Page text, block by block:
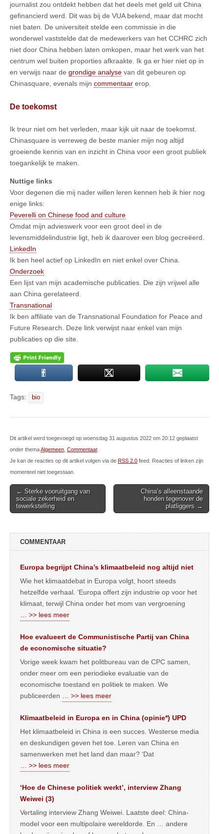
journalist zou ontdekt hebben dat het deels met geld uit China
gefinancierd werd. Dit was bij de VUA bekend, maar dat mocht
niet baten. De universiteit stelde een commissie in die
wonderwel vaststelde dat de medewerkers van het CCHRC zich
niet door China hebben laten omkopen, maar het werk van het
centrum wel buiten proporties afkraakte. Ik ga er hier niet op in
en verwijs naar de grondige analyse van dit gebeuren op
Chinasquare, evenals mijn commentaar erop.
De toekomst
Ik treur niet om het verleden, maar kijk uit naar de toekomst.
Chinasquare is verreweg de beste manier mijn nog altijd
groeiende kennis van en inzicht in China voor een groot publiek
toegankelijk te maken.
Nuttige links
Voor degenen die mij nader willen leren kennen heb ik hier nog
enige links:
Peverelli on Chinese food and culture
Omdat mijn advieswerk voor een groot deel in de
levensmiddelindustrie ligt, heb ik daarover een blog gecreëerd.
LinkedIn
Ik ben heel actief op LinkedIn en niet enkel over China.
Onderzoek
Een lijst van mijn academische publicaties. Die zijn vrijwel alle
aan China gerelateerd.
Transnational
Ik ben affiliate van de Transnational Foundation for Peace and
Future Research. Deze link verwijst naar enkel van mijn
publicaties op die site.
Tags: bio
Dit artikel werd toegevoegd op woensdag 31 augustus 2022 om 20:12 geplaatst
onder themaAlgemeen Commentaar.
Je kan de reacties op dit artikel volgen via de RSS 2.0 feed. Reacties of linken zijn
momenteel niet toegestaan.
Post
navigation
← Sterke vooruitgang van
sociale zekerheid en
tewerkstelling
China’s alleenstaande
honden tegenover de
platliggers →
COMMENTAAR
Europa begrijpt China’s klimaatbeleid nog altijd niet
Wie het klimaatdebat in Europa volgt, hoort steeds
hetzelfde verhaal. ‘Europa offert zijn industrie op voor het
klimaat, terwijl China onder het mom van vergroening
… >> lees meer
Hoe evalueert de Communistische Partij van China
de economische situatie?
Vorige week kwam het politbureau van de CPC samen,
onder meer om een periodieke evaluatie van de
economische toestand en politiek te maken. We
publiceerden … >> lees meer
Klimaatbeleid in Europa en in China (opinie*) UPD
Het klimaatbeleid in China is een succes. Westerse media
en deskundigen geven het toe. Leren van China en
samenwerken met het land dan maar? ‘Dat
… >> lees meer
‘Hoe de Chinese politiek werkt’, interview Zhang
Weiwei (3)
Vertaling interview Zhang Weiwei. Laatste deel: China-
model voor een multipolaire wereldorde. En … andere